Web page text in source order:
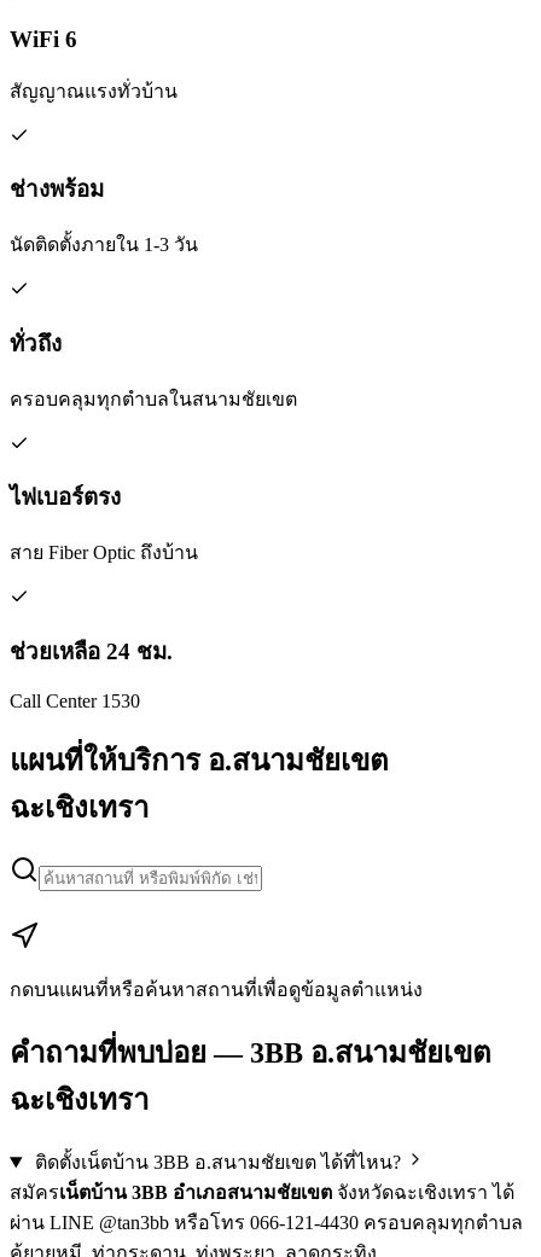
WiFi 6
สัญญาณแรงทั่วบ้าน
ช่างพร้อม
นัดติดตั้งภายใน 1-3 วัน
ทั่วถึง
ครอบคลุมทุกตำบลในสนามชัยเขต
ไฟเบอร์ตรง
สาย Fiber Optic ถึงบ้าน
ช่วยเหลือ 24 ชม.
Call Center 1530
แผนที่ให้บริการ อ.สนามชัยเขต
ฉะเชิงเทรา
+
กดบนแผนที่หรือค้นหาสถานที่เพื่อดูข้อมูลตำแหน่ง
คำถามที่พบบ่อย — 3BB อ.สนามชัยเขต
ฉะเชิงเทรา
ติดตั้งเน็ตบ้าน 3BB อ.สนามชัยเขต ได้ที่ไหน?
สมัครเน็ตบ้าน 3BB อำเภอสนามชัยเขต จังหวัดฉะเชิงเทรา ได้
ผ่าน LINE @tan3bb หรือโทร 066-121-4430 ครอบคลุมทุกตำบล
คู้ยายหมี, ท่ากระดาน, ทุ่งพระยา, ลาดกระทิง